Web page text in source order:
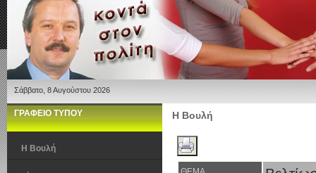
Σάββατο, 8 Αυγούστου 2026
ΓΡΑΦΕΙΟ ΤΥΠΟΥ
Η Βουλή
Η Βουλή